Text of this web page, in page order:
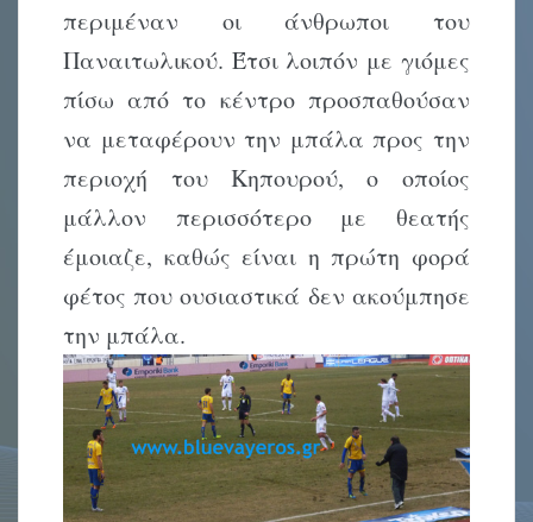
περιμέναν οι άνθρωποι του
Παναιτωλικού. Έτσι λοιπόν με γιόμες
πίσω από το κέντρο προσπαθούσαν
να μεταφέρουν την μπάλα προς την
περιοχή του Κηπουρού, ο οποίος
μάλλον περισσότερο με θεατής
έμοιαζε, καθώς είναι η πρώτη φορά
φέτος που ουσιαστικά δεν ακούμπησε
την μπάλα.